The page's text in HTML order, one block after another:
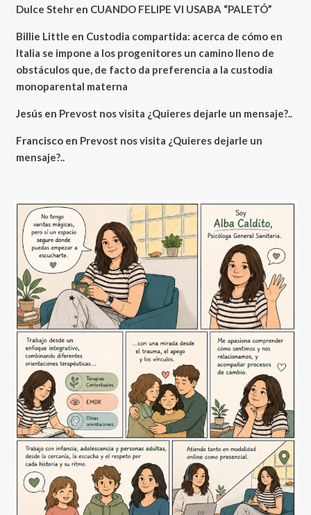
Dulce Stehr en CUANDO FELIPE VI USABA “PALETÓ”
Billie Little en Custodia compartida: acerca de cómo en
Italia se impone a los progenitores un camino lleno de
obstáculos que, de facto da preferencia a la custodia
monoparental materna
Jesús en Prevost nos visita ¿Quieres dejarle un mensaje?..
Francisco en Prevost nos visita ¿Quieres dejarle un
mensaje?..